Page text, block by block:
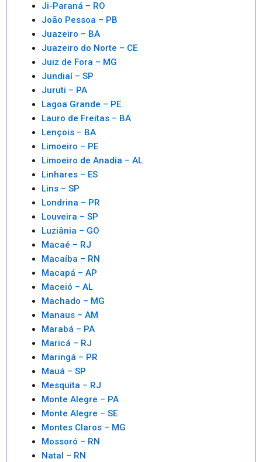
Ji-Paraná – RO
João Pessoa – PB
Juazeiro – BA
Juazeiro do Norte – CE
Juiz de Fora – MG
Jundiaí – SP
Juruti – PA
Lagoa Grande – PE
Lauro de Freitas – BA
Lençois – BA
Limoeiro – PE
Limoeiro de Anadia – AL
Linhares – ES
Lins – SP
Londrina – PR
Louveira – SP
Luziânia – GO
Macaé – RJ
Macaíba – RN
Macapá – AP
Maceió – AL
Machado – MG
Manaus – AM
Marabá – PA
Maricá – RJ
Maringá – PR
Mauá – SP
Mesquita – RJ
Monte Alegre – PA
Monte Alegre – SE
Montes Claros – MG
Mossoró – RN
Natal – RN